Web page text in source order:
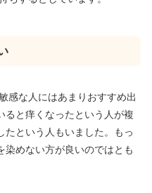
感な人にはあまりおすすめ出
ると痒くなったという人が複
たという人もいました。もっ
染めない方が良いのではとも